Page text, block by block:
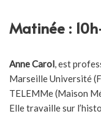
Matinée :
Anne Carol, est
Marseille Université
TELEMMe (Maison
Elle travaille sur